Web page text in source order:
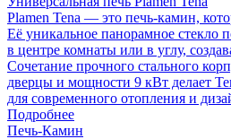
Plamen Tena — это печь-камин,
Её уникальное панорамное стекло
в центре комнаты или в углу,
Сочетание прочного стального
дверцы и мощности 9 кВт делает
для современного отопления и
Подробнее
Печь-Камин